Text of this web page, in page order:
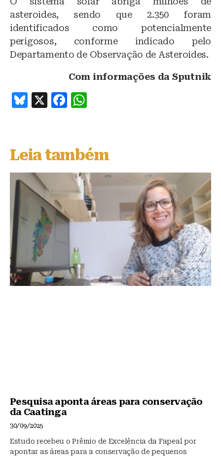
asteroides, sendo que 2.350 foram
identificados como potencialmente
perigosos, conforme indicado pelo
Departamento de Observação de Asteroides.
Com informações da Sputnik
B
s
k
y
X
F
e
b
o
o
k
s
A
p
p
Leia também
Pesquisa aponta áreas para conservação
da Caatinga
30/09/2025
Estudo recebeu o Prêmio de Excelência da Fapeal por
apontar as áreas para a conservação de pequenos